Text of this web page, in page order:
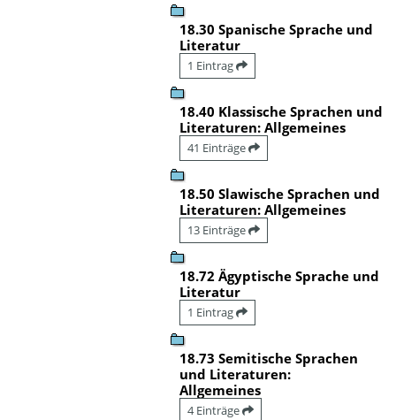
18.30 Spanische Sprache und
Literatur
1 Eintrag
18.40 Klassische Sprachen und
Literaturen: Allgemeines
41 Einträge
18.50 Slawische Sprachen und
Literaturen: Allgemeines
13 Einträge
18.72 Ägyptische Sprache und
Literatur
1 Eintrag
18.73 Semitische Sprachen
und Literaturen:
Allgemeines
4 Einträge